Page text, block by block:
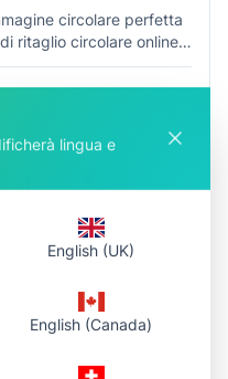
circolare perfetta
ritaglio circolare online.
per profili, social
lingua e
English (UK)
English (Canada)